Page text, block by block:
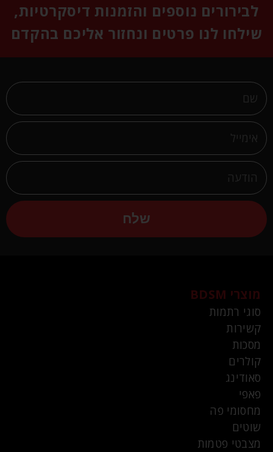
לבירורים נוספים והזמנות דיסקרטיות,
שילחו לנו פרטים ונחזור אליכם בהקדם
שלח
מוצרי BDSM
סוגי רתמות
קשירות
מסכות
קולרים
סאודינג
פאפי
מחסומי פה
שוטים
מצבטי פטמות